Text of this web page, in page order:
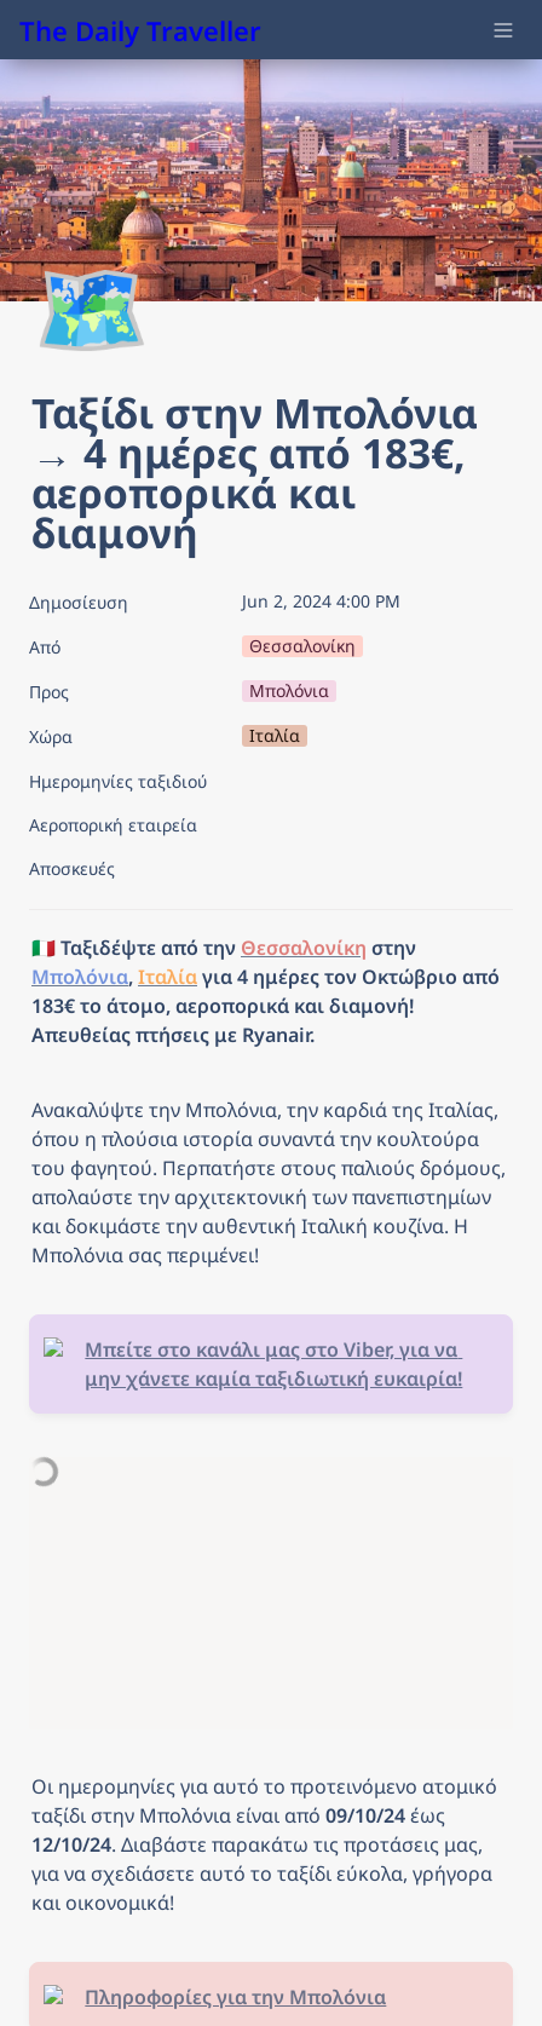
The Daily Traveller
🗺️
Ταξίδι στην Μπολόνια
→ 4 ημέρες από 183€,
αεροπορικά και
διαμονή
Δημοσίευση
Jun 2, 2024 4:00 PM
Από
Θεσσαλονίκη
Προς
Μπολόνια
Χώρα
Ιταλία
Ημερομηνίες ταξιδιού
Αεροπορική εταιρεία
Αποσκευές
🇮🇹 Ταξιδέψτε από την Θεσσαλονίκη
Μπολόνια, Ιταλία για 4 ημέρες τον Οκτώβριο από
183€ το άτομο, αεροπορικά και διαμονή!
Απευθείας πτήσεις με Ryanair.
Ανακαλύψτε την Μπολόνια, την καρδιά της Ιταλίας,
όπου η πλούσια ιστορία συναντά την κουλτούρα
του φαγητού. Περπατήστε στους παλιούς δρόμους,
απολαύστε την αρχιτεκτονική των πανεπιστημίων
και δοκιμάστε την αυθεντική Ιταλική κουζίνα. Η
Μπολόνια σας περιμένει!
Μπείτε στο κανάλι μας στο Viber, για να
μην χάνετε καμία ταξιδιωτική ευκαιρία!
Οι ημερομηνίες για αυτό το προτεινόμενο ατομικό
ταξίδι στην Μπολόνιαείναι από 09/10/24 έως
12/10/24. Διαβάστε παρακάτω τις προτάσεις μας,
για να σχεδιάσετε αυτό το ταξίδι εύκολα, γρήγορα
και οικονομικά!
Πληροφορίες για την Μπολόνια